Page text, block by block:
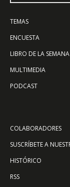
TEMAS
ENCUESTA
LIBRO DE LA SEMANA
MULTIMEDIA
PODCAST
COLABORADORES
SUSCRÍBETE A
HISTÓRICO
RSS